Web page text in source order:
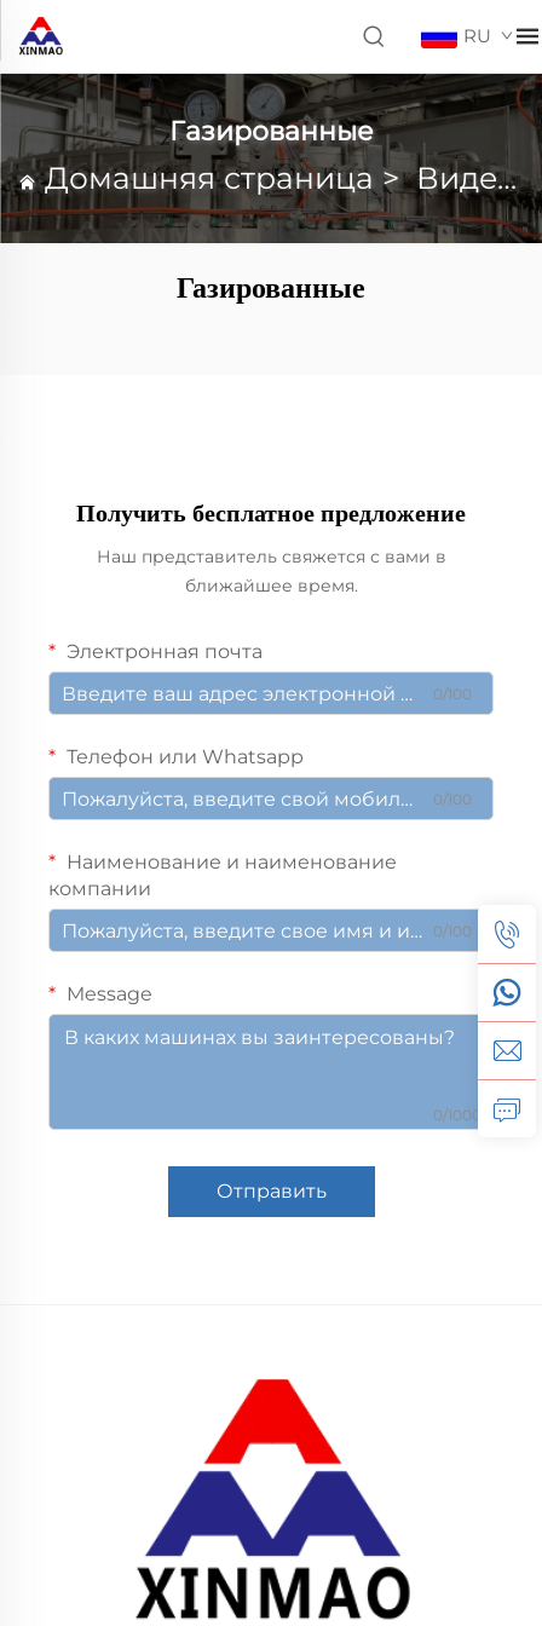
RU
Газированные
Домашняя страница >Видео
Газированные
Получить бесплатное предложение
Наш представитель свяжется с вами в
ближайшее время.
Электронная почта
0/100
Телефон или Whatsapp
0/100
Наименование и наименование
компании
0/100
Message
0/1000
Отправить